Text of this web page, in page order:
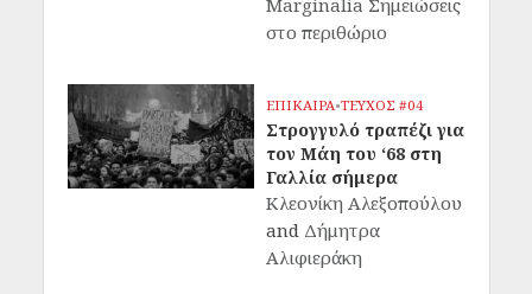
Marginalia Σημειώσεις
στο περιθώριο
ΕΠΙΚΑΙΡΑ•ΤΕΥΧΟΣ #04
Στρογγυλό τραπέζι για
τον Μάη του ‘68 στη
Γαλλία σήμερα
Κλεονίκη Αλεξοπούλου
and Δήμητρα
Αλιφιεράκη